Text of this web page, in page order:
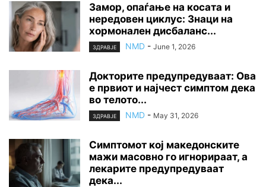
Замор, опаѓање на косата и
нередовен циклус: Знаци на
хормонален дисбаланс...
ЗДРАВЈЕ NMD - June 1, 2026
Докторите предупредуваат: Ова
е првиот и најчест симптом дека
во телото...
ЗДРАВЈЕ NMD - May 31, 2026
Симптомот кој македонските
мажи масовно го игнорираат, а
лекарите предупредуваат
дека...